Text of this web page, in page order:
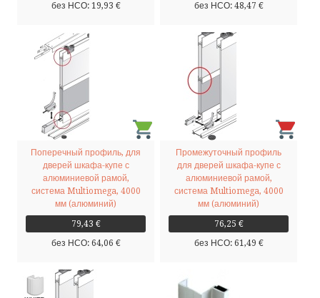
без НСО: 19,93 €
без НСО: 48,47 €
Поперечный профиль, для
дверей шкафа-купе с
алюминиевой рамой,
система Multiomega, 4000
мм (алюминий)
79,43 €
без НСО: 64,06 €
Промежуточный профиль
для дверей шкафа-купе с
алюминиевой рамой,
система Multiomega, 4000
мм (алюминий)
76,25 €
без НСО: 61,49 €